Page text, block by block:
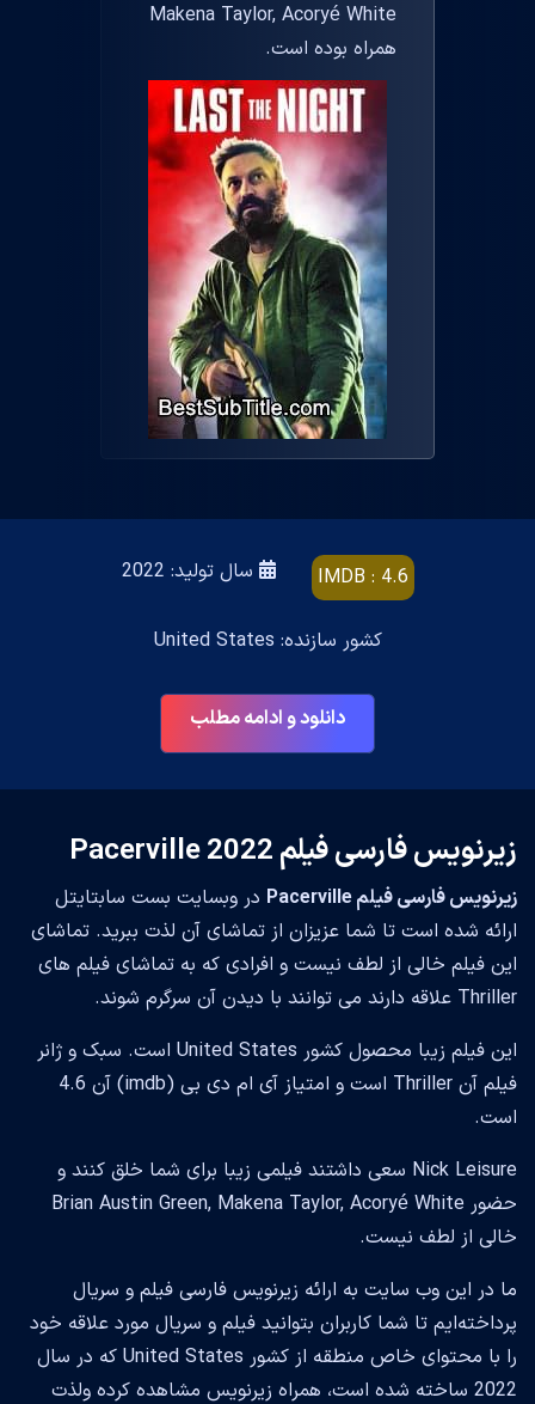
Makena Taylor, Acoryé White
همراه بوده است.
IMDB : 4.6 سال تولید: 2022
کشور سازنده: United States
دانلود و ادامه مطلب
زیرنویس فارسی فیلم Pacerville 2022
زیرنویس فارسی فیلم Pacerville
در وبسایت بست سابتایتل
ارائه شده است تا شما عزیزان از تماشای آن لذت ببرید. تماشای
این فیلم خالی از لطف نیست و افرادی که به تماشای فیلم های
Thriller علاقه دارند می توانند با دیدن آن سرگرم شوند.
این فیلم زیبا محصول کشور United States است. سبک و ژانر
فیلم آن Thriller است و امتیاز آی ام دی بی (imdb) آن 4.6
است.
Nick Leisure سعی داشتند فیلمی زیبا برای شما خلق کنند و
حضور Brian Austin Green, Makena Taylor, Acoryé White
خالی از لطف نیست.
ما در این وب سایت به ارائه زیرنویس فارسی فیلم و سریال
پرداخته‌ایم تا شما کاربران بتوانید فیلم و سریال مورد علاقه خود
را با محتوای خاص منطقه از کشور United States که در سال
2022 ساخته شده است، همراه زیرنویس مشاهده کرده ولذت